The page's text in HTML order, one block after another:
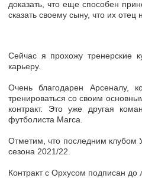
доказать, что еще способен
сказать своему сыну, что их отец
Сейчас я прохожу тренерские
карьеру.
Очень благодарен Арсеналу,
тренироваться со своим
контракт. Это уже другая
футболиста Marca.
Отметим, что последним клубом
сезона 2021/22.
Контракт с Орхусом подписан до